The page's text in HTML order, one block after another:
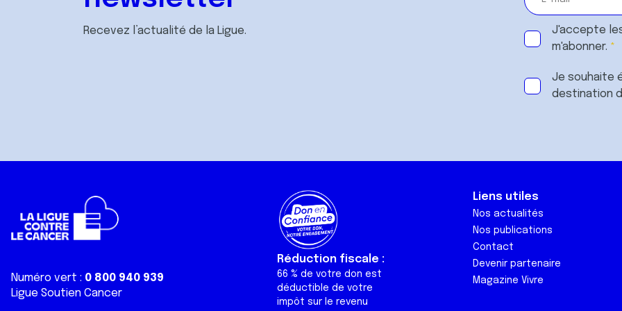
Recevez l’actualité de la Ligue. J'accepte
m'abonner.
Je souhaite
destination
Numéro vert : 0 800 940 939
Ligue Soutien Cancer
Réduction fiscale :
66 % de votre don est
déductible de votre
impôt sur le revenu
Liens utiles
Nos actualités
Nos publications
Contact
Devenir partenaire
Magazine Vivre